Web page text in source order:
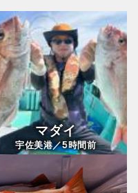
マダイ
宇佐美港／5時間前